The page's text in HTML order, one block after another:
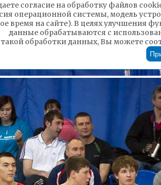
согласие на обработку файлов
операционной системы, модель
время на сайте). В целях улучшения
данные обрабатываются с
обработки данных, Вы можете